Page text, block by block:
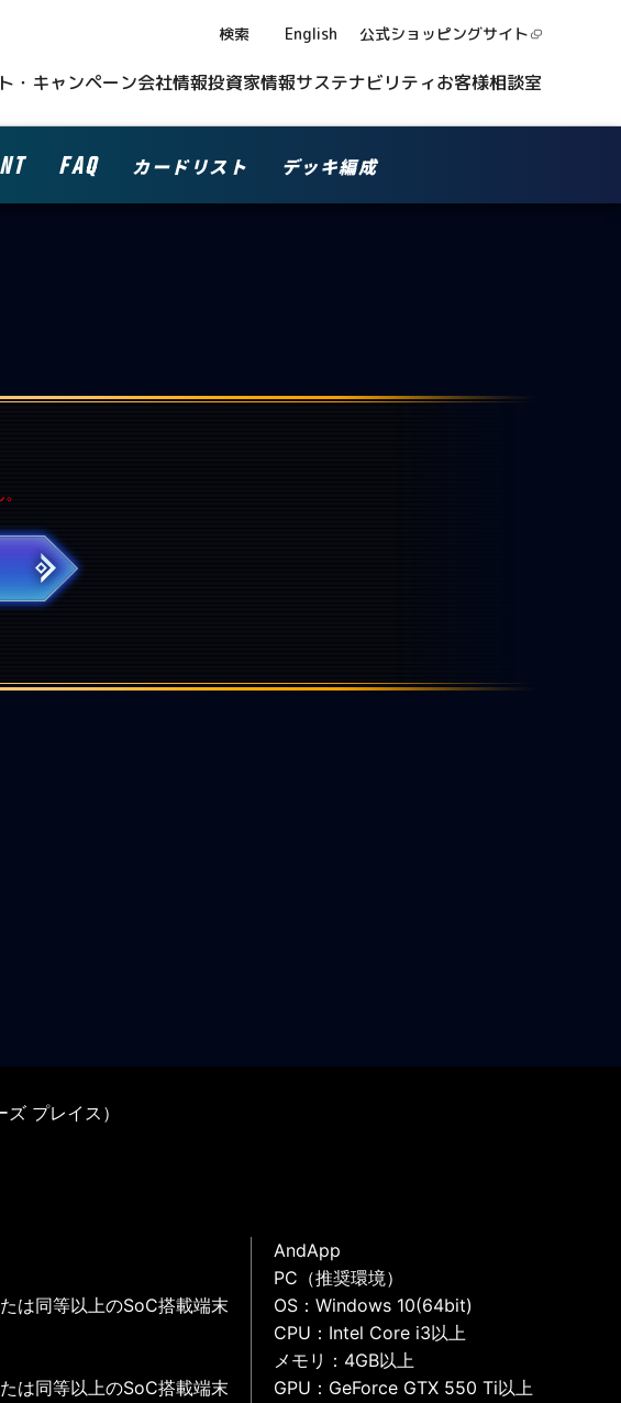
検索 English 公式ショッピングサイト
・キャンペーン会社情報投資家情報サステナビリティお客様相談室
FAQ カードリスト デッキ編成
プレイス）
は同等以上のSoC搭載端末
は同等以上のSoC搭載端末
AndApp
PC（推奨環境）
OS：Windows 10(64bit)
CPU：Intel Core i3以上
メモリ：4GB以上
GPU：GeForce GTX 550 Ti以上